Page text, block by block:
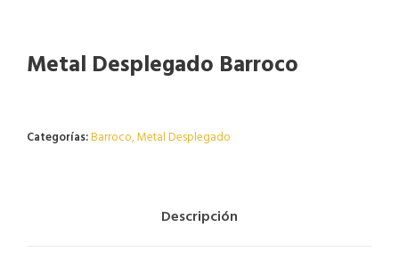
Metal Desplegado Barroco
Categorías:Barroco,Metal Desplegado
Descripción